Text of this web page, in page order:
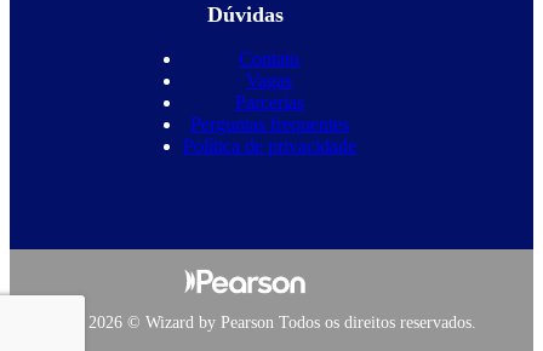
Dúvidas
Contato
Vagas
Parcerias
Perguntas frequentes
Política de privacidade
Copyright 2026 © Wizard by Pearson Todos os direitos reservados.